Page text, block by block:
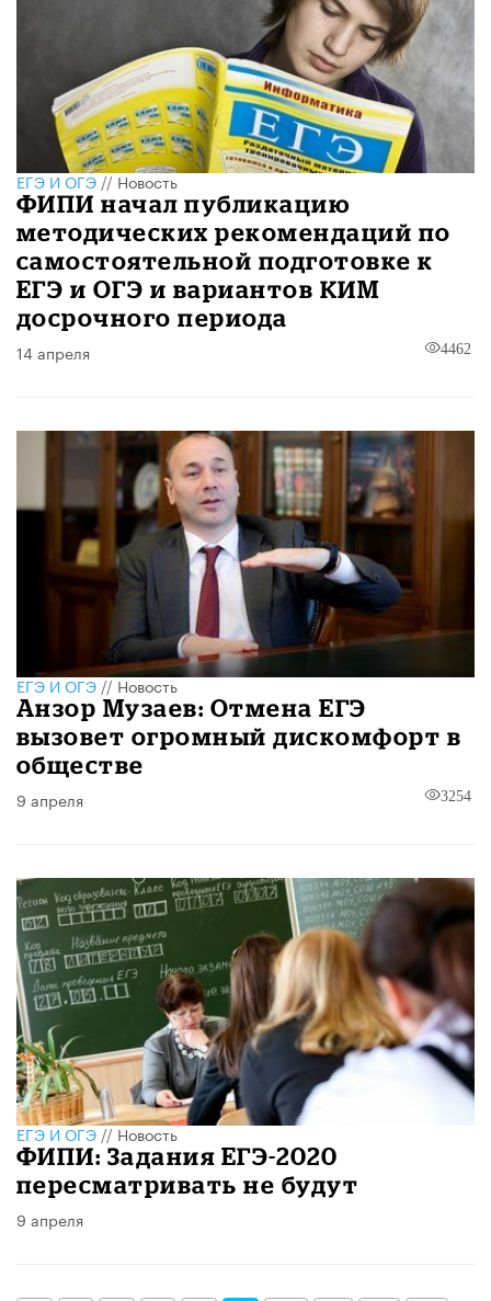
ЕГЭ И ОГЭ//Новость
ФИПИ начал публикацию
методических рекомендаций по
самостоятельной подготовке к
ЕГЭ и ОГЭ и вариантов КИМ
досрочного периода
14 апреля 4462
ЕГЭ И ОГЭ//Новость
Анзор Музаев: Отмена ЕГЭ
вызовет огромный дискомфорт в
обществе
9 апреля 3254
ЕГЭ И ОГЭ//Новость
ФИПИ: Задания ЕГЭ-2020
пересматривать не будут
9 апреля